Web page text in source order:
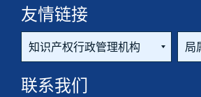
友情链接
联系我们